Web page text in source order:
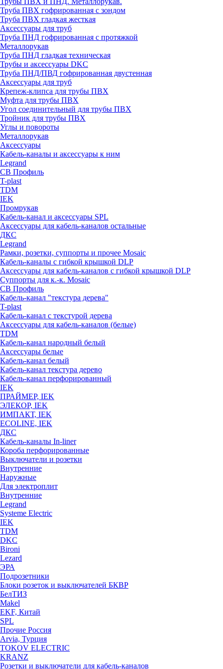
Труба ПВХ гофрированная с зондом
Труба ПВХ гладкая жесткая
Аксессуары для труб
Труба ПНД гофрированная с протяжкой
Металлорукав
Труба ПНД гладкая техническая
Трубы и аксессуары DKC
Труба ПНД/ПВД гофрированная двустенная
Аксессуары для труб
Крепеж-клипса для трубы ПВХ
Муфта для трубы ПВХ
Угол соединительный для трубы ПВХ
Тройник для трубы ПВХ
Углы и повороты
Металлорукав
Аксессуары
Кабель-каналы и аксессуары к ним
Legrand
СВ Профиль
T-plast
TDM
IEK
Промрукав
Кабель-канал и аксессуары SPL
Аксессуары для кабель-каналов остальные
ДКС
Legrand
Рамки, розетки, суппорты и прочее Mosaic
Кабель-каналы с гибкой крышкой DLP
Аксессуары для кабель-каналов с гибкой крышкой DLP
Суппорты для к.-к. Mosaic
СВ Профиль
Кабель-канал "текстура дерева"
T-plast
Кабель-канал с текстурой дерева
Аксессуары для кабель-каналов (белые)
TDM
Кабель-канал народный белый
Аксессуары белые
Кабель-канал белый
Кабель-канал текстура дерево
Кабель-канал перфорированный
IEK
ПРАЙМЕР, IEK
ЭЛЕКОР, IEK
ИМПАКТ, IEK
ECOLINE, IEK
ДКС
Кабель-каналы In-liner
Короба перфорированные
Выключатели и розетки
Внутренние
Наружные
Для электроплит
Внутренние
Legrand
Systeme Electric
IEK
TDM
DKC
Bironi
Lezard
ЭРА
Подрозетники
Блоки розеток и выключателей БКВР
БелТИЗ
Makel
EKF, Китай
SPL
Прочие Россия
Arvia, Турция
TOKOV ELECTRIC
KRANZ
Розетки и выключатели для кабель-каналов